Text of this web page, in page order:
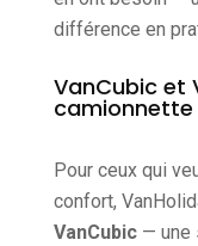
différence en
VanCubic et
camionnette
Pour ceux qui
confort,
VanCubic— une